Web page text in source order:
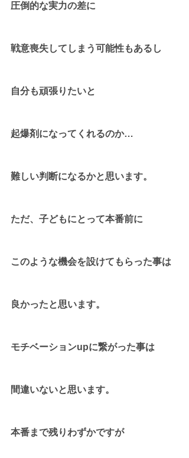
圧倒的な実力の差に
戦意喪失してしまう可能性もあるし
自分も頑張りたいと
起爆剤になってくれるのか…
難しい判断になるかと思います。
ただ、子どもにとって本番前に
このような機会を設けてもらった事は
良かったと思います。
モチベーションupに繋がった事は
間違いないと思います。
本番まで残りわずかですが